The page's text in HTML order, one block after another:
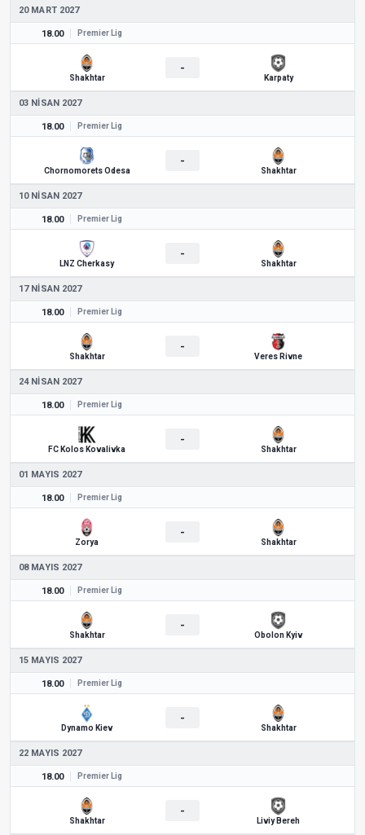
20 MART 2027
18.00 Premier Lig
Shakhtar
-
Karpaty
03 NISAN 2027
18.00 Premier Lig
Chornomorets Odesa
-
Shakhtar
10 NISAN 2027
18.00 Premier Lig
LNZ Cherkasy
-
Shakhtar
17 NISAN 2027
18.00 Premier Lig
Shakhtar
-
Veres Rivne
24 NISAN 2027
18.00 Premier Lig
FC Kolos Kovalivka
-
Shakhtar
01 MAYIS 2027
18.00 Premier Lig
Zorya
-
Shakhtar
08 MAYIS 2027
18.00 Premier Lig
Shakhtar
-
Obolon Kyiv
15 MAYIS 2027
18.00 Premier Lig
Dynamo Kiev
-
Shakhtar
22 MAYIS 2027
18.00 Premier Lig
Shakhtar
-
Liviy Bereh